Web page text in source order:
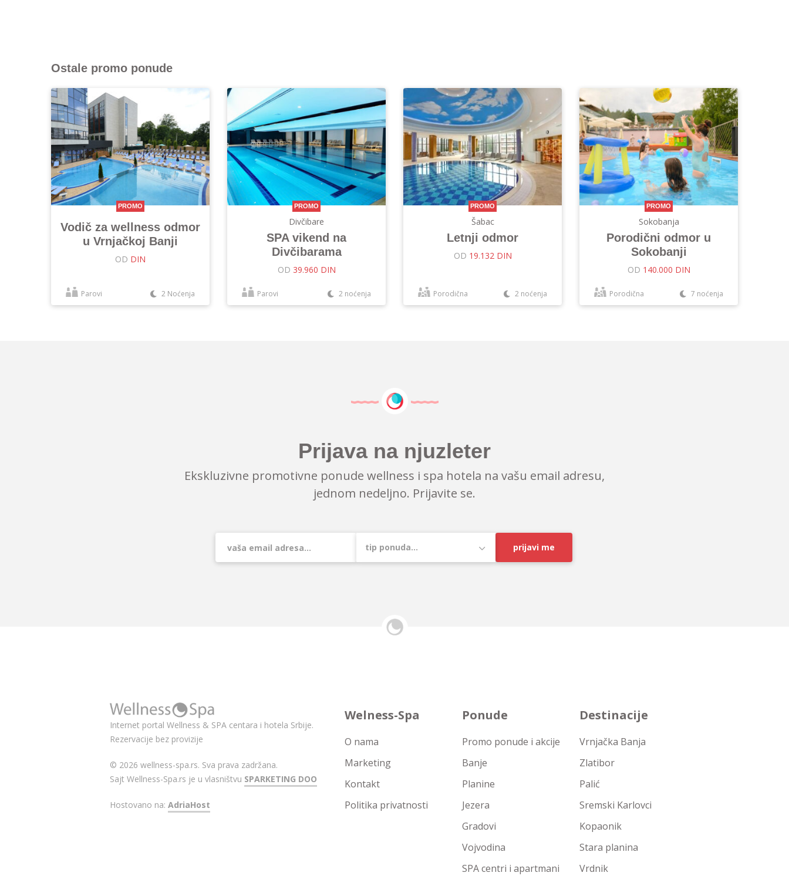
Ostale promo ponude
PROMO
Vodič za wellness odmor
u Vrnjačkoj Banji
OD DIN
Parovi 2 Noćenja
PROMO
Divčibare
SPA vikend na
Divčibarama
OD 39.960 DIN
Parovi 2 noćenja
PROMO
Šabac
Letnji odmor
OD 19.132 DIN
Porodična 2 noćenja
PROMO
Sokobanja
Porodični odmor u
Sokobanji
OD 140.000 DIN
Porodična 7 noćenja
Prijava na njuzleter
Ekskluzivne promotivne ponude wellness i spa hotela na vašu email adresu,
jednom nedeljno. Prijavite se.
prijavi me
Internet portal Wellness & SPA centara i hotela Srbije.
Rezervacije bez provizije
© 2026 wellness-spa.rs. Sva prava zadržana.
Sajt Wellness-Spa.rs je u vlasništvu SPARKETING DOO
Hostovano na: AdriaHost
Welness-Spa
O nama
Marketing
Kontakt
Politika privatnosti
Ponude
Promo ponude i akcije
Banje
Planine
Jezera
Gradovi
Vojvodina
SPA centri i apartmani
Destinacije
Vrnjačka Banja
Zlatibor
Palić
Sremski Karlovci
Kopaonik
Stara planina
Vrdnik